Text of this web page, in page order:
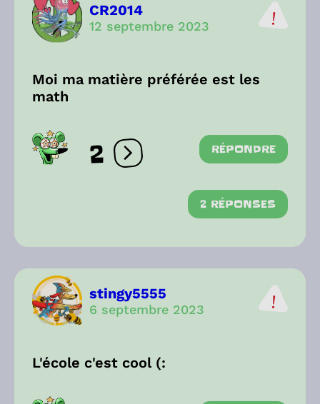
CR2014
12 septembre 2023
Moi ma matière préférée est les
math
2 Ouvrir les réactions
RÉPONDRE
2 RÉPONSES
stingy5555
6 septembre 2023
L'école c'est cool (: